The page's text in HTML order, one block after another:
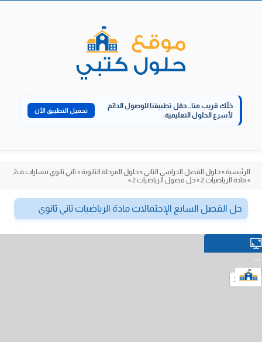
خلّك قريب منا.. حمّل تطبيقنا للوصول الدائم
لأسرع الحلول التعليمية.
تحميل التطبيق الآن
الرئيسية»حلول الفصل الدراسي الثاني»حلول المرحلة الثانوية» ثاني ثانوي مسارات ف2
» مادة الرياضيات 2 »حل فصول الرياضيات 2 »
حل الفصل السابع الإحتمالات مادة الرياضيات ثاني ثانوي